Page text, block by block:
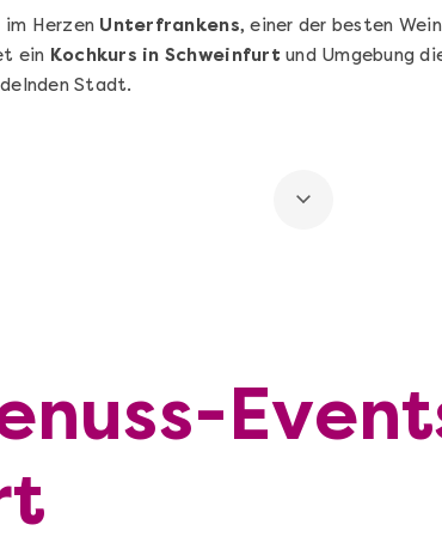
Herzen Unterfrankens, einer der besten
ein Kochkurs in Schweinfurt und Umgebung
Stadt.